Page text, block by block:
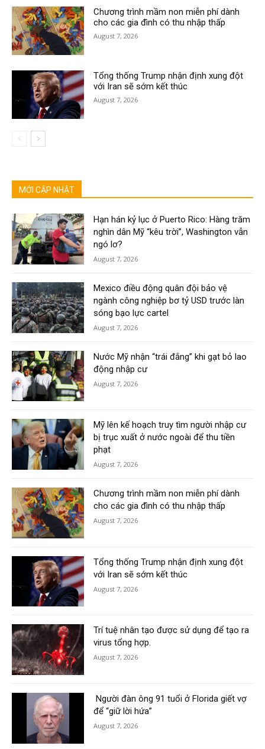
Chương trình mầm non miễn phí dành
cho các gia đình có thu nhập thấp
August 7, 2026
Tổng thống Trump nhận định xung đột
với Iran sẽ sớm kết thúc
August 7, 2026
MỚI CẬP NHẬT
Hạn hán kỷ lục ở Puerto Rico: Hàng trăm
nghìn dân Mỹ “kêu trời”, Washington vẫn
ngó lơ?
August 7, 2026
Mexico điều động quân đội bảo vệ
ngành công nghiệp bơ tỷ USD trước làn
sóng bạo lực cartel
August 7, 2026
Nước Mỹ nhận “trái đắng” khi gạt bỏ lao
động nhập cư
August 7, 2026
Mỹ lên kế hoạch truy tìm người nhập cư
bị trục xuất ở nước ngoài để thu tiền
phạt
August 7, 2026
Chương trình mầm non miễn phí dành
cho các gia đình có thu nhập thấp
August 7, 2026
Tổng thống Trump nhận định xung đột
với Iran sẽ sớm kết thúc
August 7, 2026
Trí tuệ nhân tạo được sử dụng để tạo ra
virus tổng hợp.
August 7, 2026
Người đàn ông 91 tuổi ở Florida giết vợ
để “giữ lời hứa”
August 7, 2026